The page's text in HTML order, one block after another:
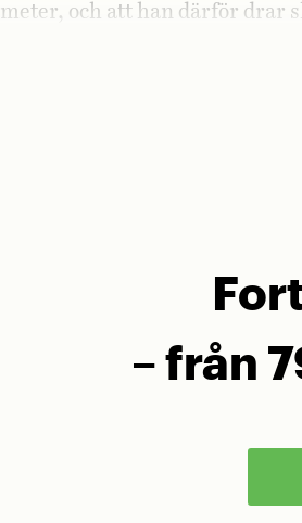
meter, och att han därför drar
– från